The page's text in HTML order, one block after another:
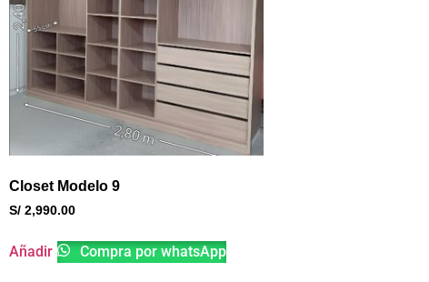
Closet Modelo 9
S/ 2,990.00
Añadir Compra por whatsApp